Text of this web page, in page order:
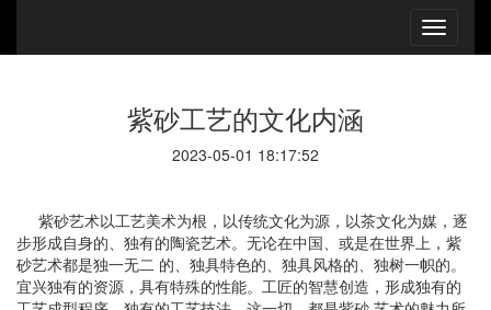
紫砂工艺的文化内涵
2023-05-01 18:17:52
紫砂艺术以工艺美术为根，以传统文化为源，以茶文化为媒，逐
步形成自身的、独有的陶瓷艺术。无论在中国、或是在世界上，紫
砂艺术都是独一无二 的、独具特色的、独具风格的、独树一帜的。
宜兴独有的资源，具有特殊的性能。工匠的智慧创造，形成独有的